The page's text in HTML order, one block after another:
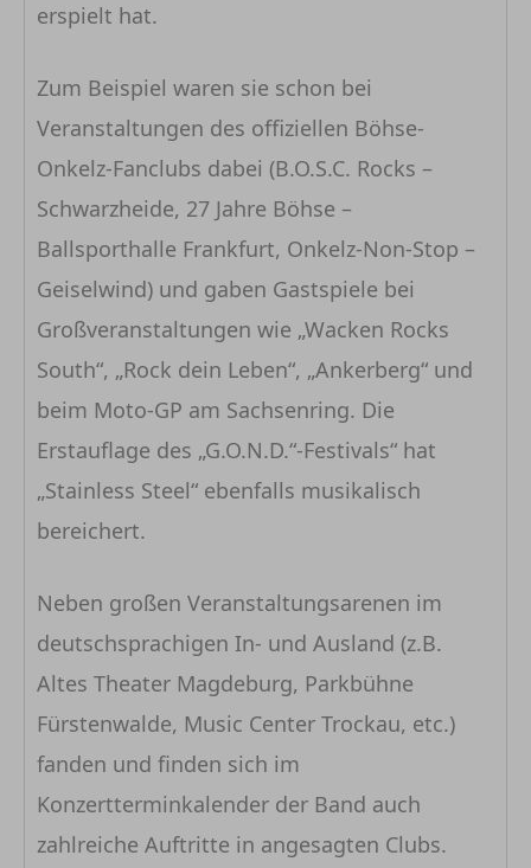
erspielt hat.
Zum Beispiel waren sie schon bei
Veranstaltungen des offiziellen Böhse-
Onkelz-Fanclubs dabei (B.O.S.C. Rocks –
Schwarzheide, 27 Jahre Böhse –
Ballsporthalle Frankfurt, Onkelz-Non-Stop –
Geiselwind) und gaben Gastspiele bei
Großveranstaltungen wie „Wacken Rocks
South“, „Rock dein Leben“, „Ankerberg“ und
beim Moto-GP am Sachsenring. Die
Erstauflage des „G.O.N.D.“-Festivals“ hat
„Stainless Steel“ ebenfalls musikalisch
bereichert.
Neben großen Veranstaltungsarenen im
deutschsprachigen In- und Ausland (z.B.
Altes Theater Magdeburg, Parkbühne
Fürstenwalde, Music Center Trockau, etc.)
fanden und finden sich im
Konzertterminkalender der Band auch
zahlreiche Auftritte in angesagten Clubs.